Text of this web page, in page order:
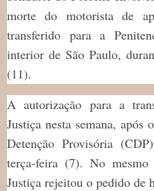
morte do motorista de
transferido para a
interior de São Paulo,
(11).
A autorização para a
Justiça nesta semana,
Detenção Provisória
terça-feira (7). No
Justiça rejeitou o pedido de